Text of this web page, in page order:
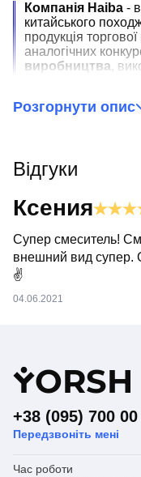
Компанія Haiba -
китайського
продукція
аналогічних
виробництва,
душових систем
Сучаснийзмішувач
серії Dominox 142
для ручного душу,
ексцентриків.Ретро
привабливий
простотою в
гарантії
Розгорнути опис
Відгуки
Ксения
Супер смеситель!
внешний вид супер.
✌
04.06.2021
YORSH
+38 (095) 700
Передзвоніть мені
Час роботи